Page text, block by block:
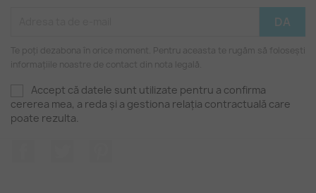
Te poți dezabona în orice moment. Pentru aceasta te rugăm să folosești
informațiile noastre de contact din nota legală.
Accept că datele sunt utilizate pentru a confirma
cererea mea, a reda și a gestiona relația contractuală care
poate rezulta.